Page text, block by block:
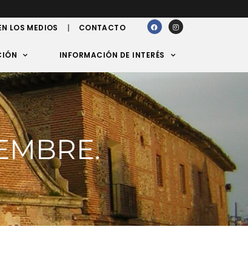
LOS MEDIOS CONTACTO
INFORMACIÓN DE INTERÉS